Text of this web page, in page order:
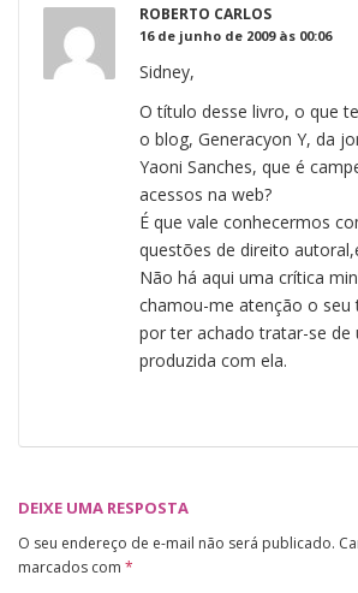
ROBERTO CARLOS
16 de junho de 2009 às 00:06
Sidney,
O título desse livro, o que
o blog, Generacyon Y, da
Yaoni Sanches, que é
acessos na web?
É que vale conhecermos
questões de direito
Não há aqui uma crítica
chamou-me atenção o
por ter achado tratar-se de
produzida com ela.
DEIXE UMA RESPOSTA
O seu endereço de e-mail não será publicado.
marcados com *